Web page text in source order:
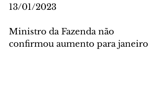
13/01/2023
Ministro da Fazenda não
confirmou aumento para janeiro